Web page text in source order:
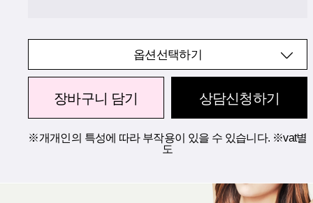
옵션선택하기
장바구니 담기 상담신청하기
※개개인의 특성에 따라 부작용이 있을 수 있습니다. ※vat별
도